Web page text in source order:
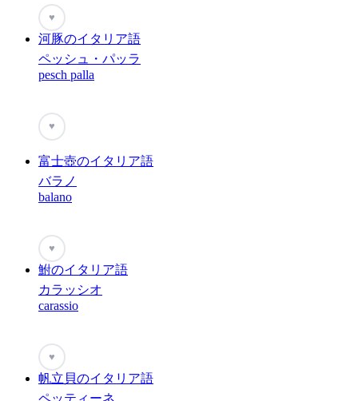
♥
河豚のイタリア語
ペッシュ・パッラ
pesch palla
♥
富士壺のイタリア語
バラノ
balano
♥
鮒のイタリア語
カラッシオ
carassio
♥
帆立貝のイタリア語